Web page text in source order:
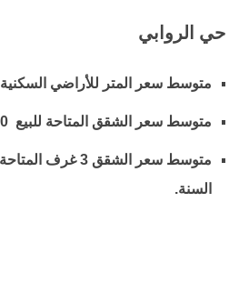
حي الروابي
متوسط سعر المتر للأراضي السكنية 4000 ريال.
متوسط سعر الشقق المتاحة للبيع 350.000 ريال.
السنة.